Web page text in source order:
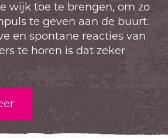
wijk toe te brengen, om zo
te geven aan de buurt.
en spontane reacties van
te horen is dat zeker